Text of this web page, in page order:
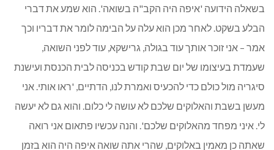
בשאלה הידועה 'איפה היה הקב"ה בשואה'. הוא שמע את דברי
הבלע בשקט. לאחר מכן הוא עלה על הבימה לומר את דבריו וכך
אמר – אני זוכר אותך עוד בגולה, גרישקא, עוד לפני השואה,
שעמדת בעיצומו של יום שבת קודש בכניסה לבית הכנסת ועישנת
סיגריה מול כולם כדי להכעיס ואמרת לנו, הדתיים, 'ראו אותי. אני
מעשן בשבת והאלוקים שלכם לא עושה לי כלום. והוא גם לא יעשה
לי. איני מפחד מהאלוקים שלכם'. והנה עכשיו פתאום אני רואה
שאתה כן מאמין באלוקים, שהרי אתה שואה איפה היה הוא בזמן